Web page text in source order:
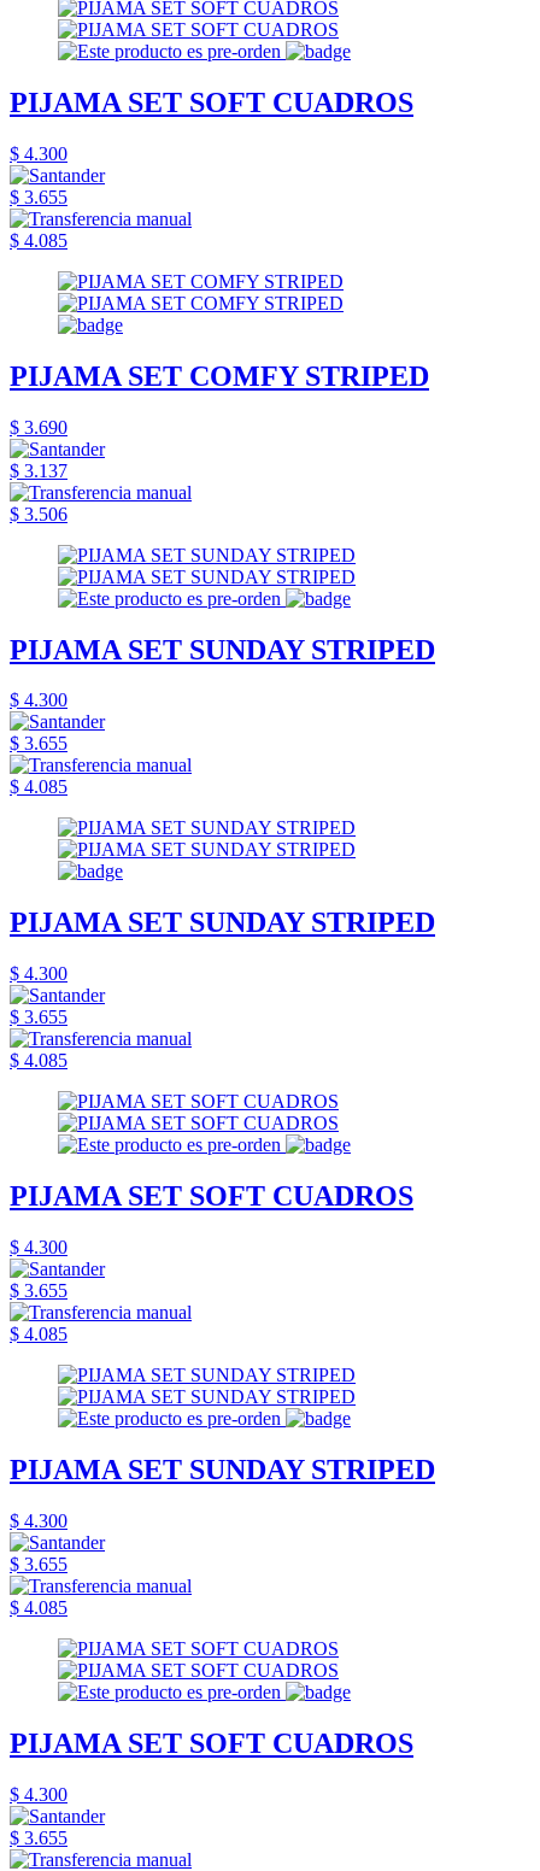
PIJAMA SET SOFT CUADROS
$ 4.300
$ 3.655
$ 4.085
PIJAMA SET COMFY STRIPED
$ 3.690
$ 3.137
$ 3.506
PIJAMA SET SUNDAY STRIPED
$ 4.300
$ 3.655
$ 4.085
PIJAMA SET SUNDAY STRIPED
$ 4.300
$ 3.655
$ 4.085
PIJAMA SET SOFT CUADROS
$ 4.300
$ 3.655
$ 4.085
PIJAMA SET SUNDAY STRIPED
$ 4.300
$ 3.655
$ 4.085
PIJAMA SET SOFT CUADROS
$ 4.300
$ 3.655